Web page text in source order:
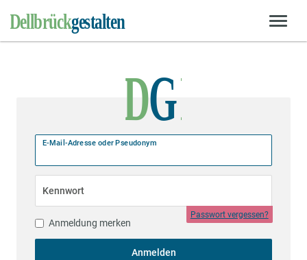
E-Mail-Adresse oder Pseudonym
Kennwort
Passwort vergessen?
Anmeldung merken
Anmelden